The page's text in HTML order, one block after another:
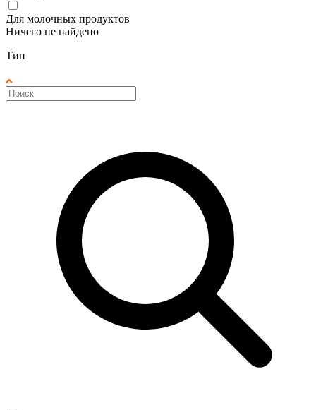
Для молочных продуктов
Ничего не найдено
Тип